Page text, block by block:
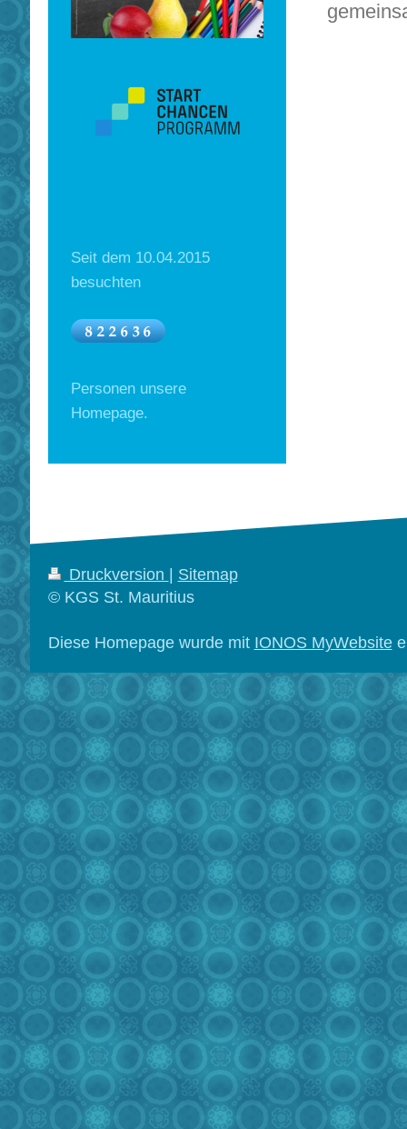
Seit dem 10.04.2015
besuchten
Personen unsere
Homepage.
Druckversion | Sitemap
© KGS St. Mauritius
Diese Homepage wurde mit IONOS MyWebsite